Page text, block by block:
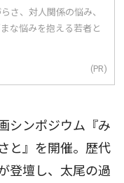
さ、対人関係の悩み、
な悩みを抱える若者と
(PR)
シンポジウム『み
と』を開催。歴代
登壇し、太尾の過